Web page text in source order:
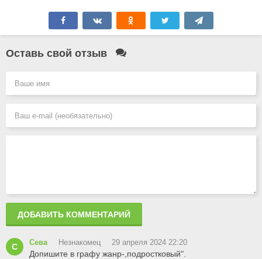
Оставь свой отзыв
С Сева Незнакомец 29 апреля 2024 22:20
Допишите в графу жанр-,подростковый".
ДОБАВИТЬ КОММЕНТАРИЙ